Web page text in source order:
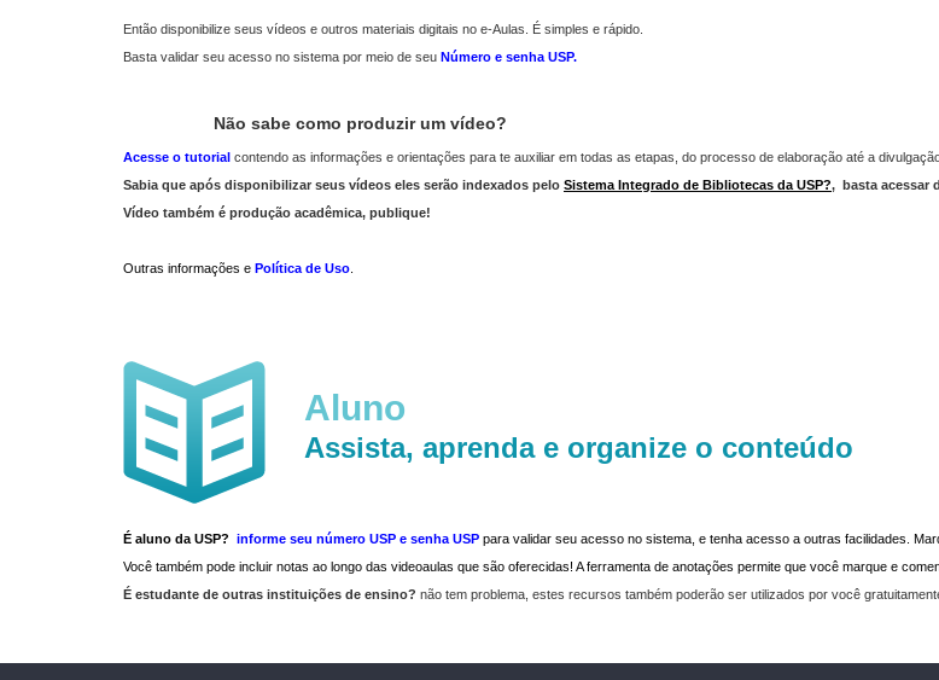
Então disponibilize seus vídeos e outros materiais digitais no e-Aulas. É simples e rápido.
Basta validar seu acesso no sistema por meio de seu Número e senha USP.
Não sabe como produzir um vídeo?
Acesse o tutorial contendo as informações e orientações para te auxiliar em todas as etapas, do processo de elaboração até a
Sabia que após disponibilizar seus vídeos eles serão indexados pelo Sistema Integrado de Bibliotecas da USP?, basta acessar
Vídeo também é produção acadêmica, publique!
Outras informações e Política de Uso
Aluno
Assista, aprenda e organize o conteúdo
É aluno da USP? informe seu número USP e senha USP para validar seu acesso no sistema, e tenha acesso a outras facilidades.
Você também pode incluir notas ao longo das videoaulas que são oferecidas! A ferramenta de anotações permite que você marque e
É estudante de outras instituições de ensino? não tem problema, estes recursos também poderão ser utilizados por você